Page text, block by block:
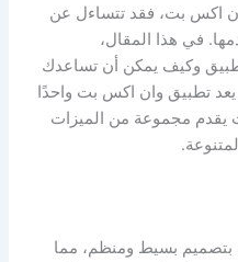
اكس بت، فقد تتساءل عن
في هذا المقال،
وكيف يمكن أن تساعدك
تطبيق وان اكس بت واحدًا
يقدم مجموعة من الميزات
بسيط ومنظم، مما